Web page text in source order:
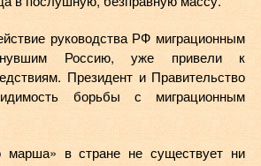
руководства РФ миграционным
Россию, уже привели к
Президент и Правительство
борьбы с миграционным
марша» в стране не существует ни